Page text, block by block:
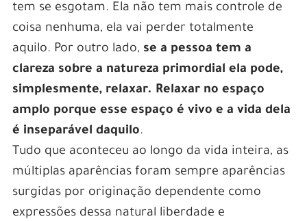
tem se esgotam. Ela não tem mais controle de
coisa nenhuma, ela vai perder totalmente
aquilo. Por outro lado, se a pessoa tem a
clareza sobre a natureza primordial ela pode,
simplesmente, relaxar. Relaxar no espaço
amplo porque esse espaço é vivo e a vida dela
é inseparável daquilo.
Tudo que aconteceu ao longo da vida inteira, as
múltiplas aparências foram sempre aparências
surgidas por originação dependente como
expressões dessa natural liberdade e